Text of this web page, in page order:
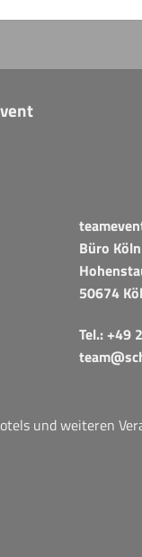
Büro Köln
50674
Tel.:+49
und weiteren